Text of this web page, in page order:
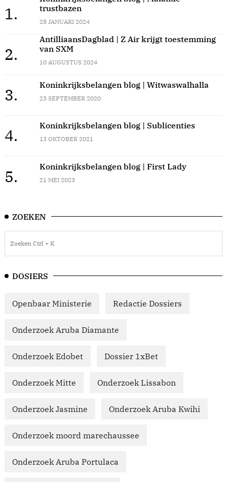
1.
trustbazen
28 JANUARI 2024
2.
AntilliaansDagblad | Z Air krijgt toestemming
van SXM
10 AUGUSTUS 2024
3.
Koninkrijksbelangen blog | Witwaswalhalla
23 SEPTEMBER 2020
4.
Koninkrijksbelangen blog | Sublicenties
13 OKTOBER 2021
5.
Koninkrijksbelangen blog | First Lady
21 MEI 2023
ZOEKEN
DOSIERS
Openbaar Ministerie Redactie Dossiers
Onderzoek Aruba Diamante
Onderzoek Edobet Dossier 1xBet
Onderzoek Mitte Onderzoek Lissabon
Onderzoek Jasmine Onderzoek Aruba Kwihi
Onderzoek moord marechaussee
Onderzoek Aruba Portulaca